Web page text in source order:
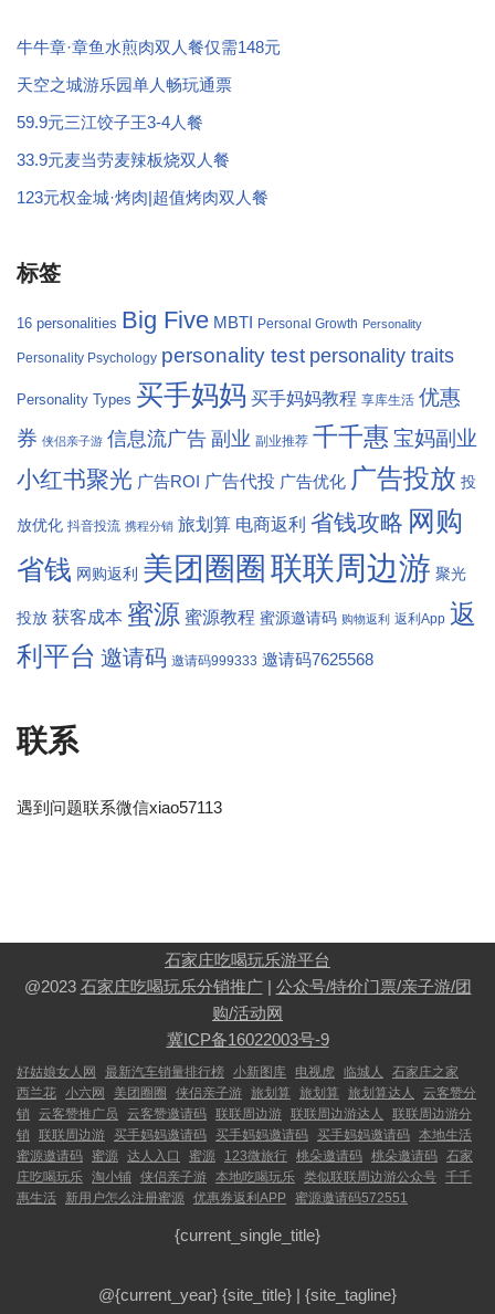
牛牛章·章鱼水煎肉双人餐仅需148元
天空之城游乐园单人畅玩通票
59.9元三江饺子王3-4人餐
33.9元麦当劳麦辣板烧双人餐
123元权金城·烤肉|超值烤肉双人餐
标签
16 personalities Big Five MBTI Personal Growth Personality
Personality Psychology personality test personality traits
Personality Types 买手妈妈 买手妈妈教程 享库生活 优惠
券 侠侣亲子游 信息流广告 副业 副业推荐 千千惠 宝妈副业
小红书聚光 广告ROI 广告代投 广告优化 广告投放 投
放优化 抖音投流 携程分销 旅划算 电商返利 省钱攻略 网购
省钱 网购返利 美团圈圈 联联周边游 聚光
投放 获客成本 蜜源 蜜源教程 蜜源邀请码 购物返利 返利App 返
利平台 邀请码 邀请码999333 邀请码7625568
联系
遇到问题联系微信xiao57113
石家庄吃喝玩乐游平台
@2023 石家庄吃喝玩乐分销推广| 公众号/特价门票/亲子游/团
购/活动网
冀ICP备16022003号-9
好姑娘女人网 最新汽车销量排行榜 小新图库 电视虎 临城人
石家庄之家
西兰花 小六网 美团圈圈 侠侣亲子游 旅划算 旅划算 旅划算达人
云客赞分
销
云客赞推广员 云客赞邀请码 联联周边游 联联周边游达人
联联周边游分
销
联联周边游 买手妈妈邀请码 买手妈妈邀请码 买手妈妈邀请码 本地生活
蜜源邀请码 蜜源 达人入口 蜜源 123微旅行 桃朵邀请码 桃朵邀请码 石家
庄吃喝玩乐 淘小铺 侠侣亲子游 本地吃喝玩乐 类似联联周边游公众号 千千
惠生活
新用户怎么注册蜜源 优惠券返利APP 蜜源邀请码572551
{current_single_title}
@{current_year} {site_title} | {site_tagline}